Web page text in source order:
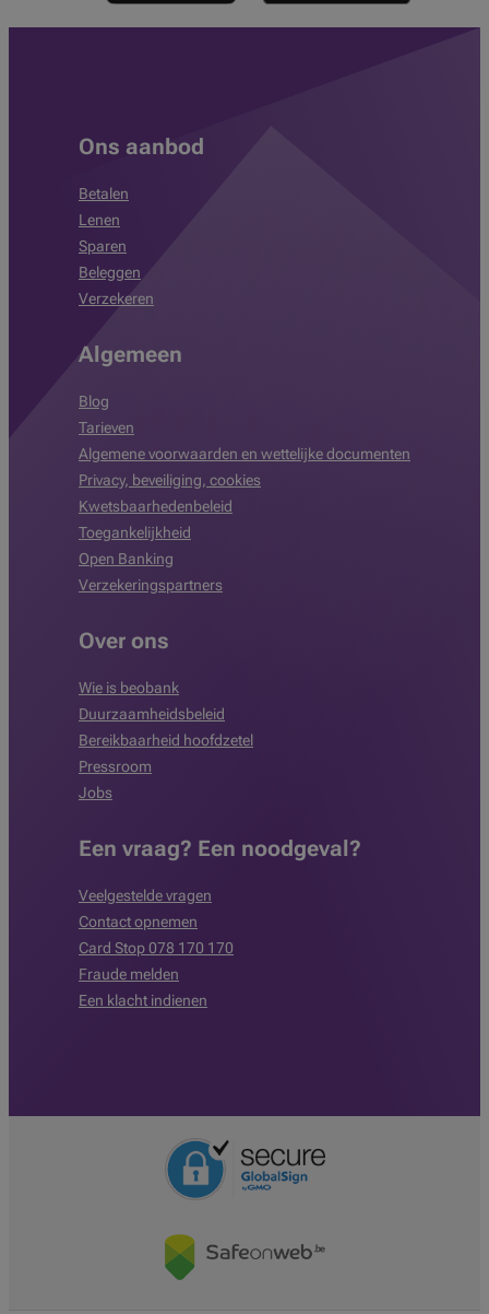
Ons aanbod
Betalen
Lenen
Sparen
Beleggen
Verzekeren
Algemeen
Blog
Tarieven
Algemene voorwaarden en wettelijke documenten
Privacy, beveiliging, cookies
Kwetsbaarhedenbeleid
Toegankelijkheid
Open Banking
Verzekeringspartners
Over ons
Wie is beobank
Duurzaamheidsbeleid
Bereikbaarheid hoofdzetel
Pressroom
Jobs
Een vraag? Een noodgeval?
Veelgestelde vragen
Contact opnemen
Card Stop 078 170 170
Fraude melden
Een klacht indienen